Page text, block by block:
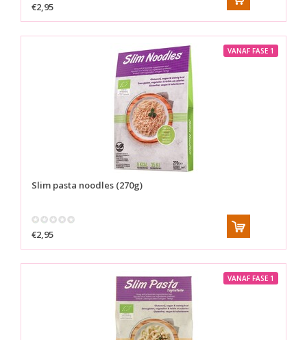
€2,95
VANAF FASE 1
Slim pasta noodles (270g)
€2,95
VANAF FASE 1